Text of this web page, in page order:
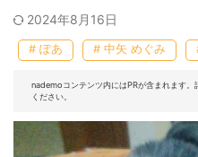
2024年8月16日
# ぽあ # 中矢 めぐみ
nademoコンテンツ内にはPRが含まれます
ください。